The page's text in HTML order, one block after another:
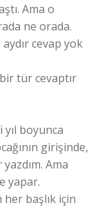
Ama o
ne orada.
cevap yok
tür cevaptır
boyunca
girişinde,
Ama
yapar.
başlık için